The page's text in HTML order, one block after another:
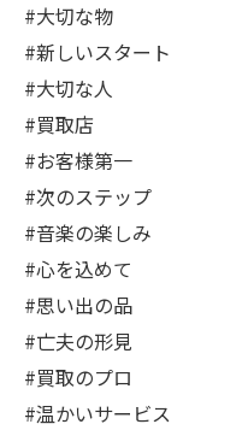
#大切な物
#新しいスタート
#大切な人
#買取店
#お客様第一
#次のステップ
#音楽の楽しみ
#心を込めて
#思い出の品
#亡夫の形見
#買取のプロ
#温かいサービス